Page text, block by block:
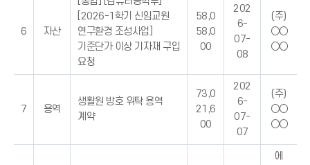
6 자산
[2026-1학기 신임교원
연구환경 조성사업]
기준단가 이상 기자재 구입
요청
58,0
58,0
00
202
6-
07-
08
(주)
○○
○○
7 용역
생활원 방호 위탁 용역
계약
73,0
21,6
00
202
6-
07-
07
(주)
○○
○○
에